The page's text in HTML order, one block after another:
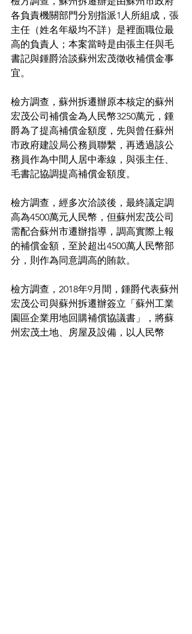
各負責機關部門分別指派1人所組成，張
主任（姓名年級均不詳）是裡面職位最
高的負責人；本案當時是由張主任與毛
書記與鍾爵洽談蘇州宏茂徵收補償金事
宜。
檢方調查，蘇州拆遷辦原本核定的蘇州
宏茂公司補償金為人民幣3250萬元，鍾
爵為了提高補償金額度，先與曾任蘇州
市政府建設局公務員聯繫，再透過該公
務員作為中間人居中牽線，與張主任、
毛書記協調提高補償金額度。
檢方調查，經多次洽談後，最終議定調
高為4500萬元人民幣，但蘇州宏茂公司
需配合蘇州市遷辦指導，調高實際上報
的補償金額，至於超出4500萬人民幣部
分，則作為同意調高的賄款。
檢方調查，2018年9月間，鍾爵代表蘇州
宏茂公司與蘇州拆遷辦簽立「蘇州工業
園區企業用地回購補償協議書」，將蘇
州宏茂土地、房屋及設備，以人民幣